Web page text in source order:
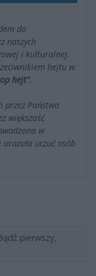
do
naszych
i kulturalnej.
hejtu w
hejt".
przez Państwa
większość
w
uczuć osób
pierwszy,